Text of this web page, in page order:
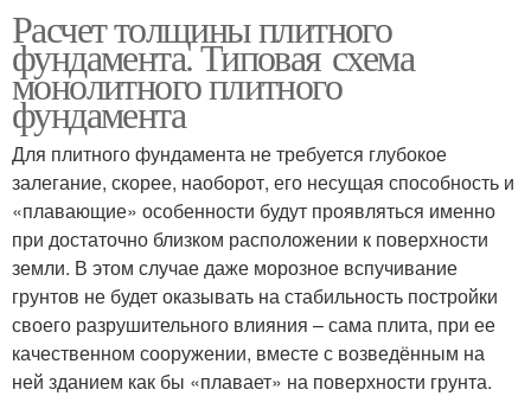
Расчет толщины плитного
фундамента. Типовая схема
монолитного плитного
фундамента
Для плитного фундамента не требуется глубокое
залегание, скорее, наоборот, его несущая способность и
«плавающие» особенности будут проявляться именно
при достаточно близком расположении к поверхности
земли. В этом случае даже морозное вспучивание
грунтов не будет оказывать на стабильность постройки
своего разрушительного влияния – сама плита, при ее
качественном сооружении, вместе с возведённым на
ней зданием как бы «плавает» на поверхности грунта.